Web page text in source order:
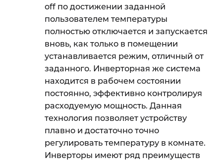
off по достижении заданной
пользователем температуры
полностью отключается и запускается
вновь, как только в помещении
устанавливается режим, отличный от
заданного. Инверторная же система
находится в рабочем состоянии
постоянно, эффективно контролируя
расходуемую мощность. Данная
технология позволяет устройству
плавно и достаточно точно
регулировать температуру в комнате.
Инверторы имеют ряд преимуществ